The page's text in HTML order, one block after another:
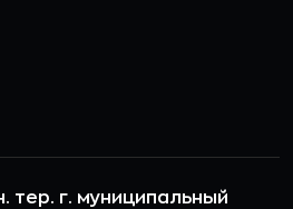
тер. г. муниципальный